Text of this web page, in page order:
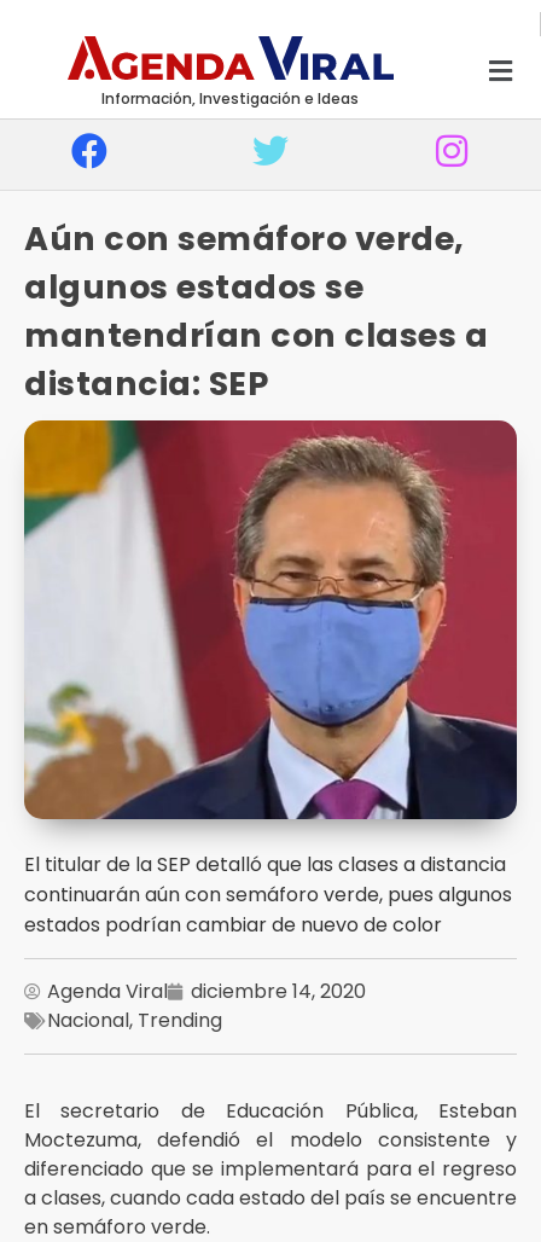
Información, Investigación e Ideas
Aún con semáforo verde,
algunos estados se
mantendrían con clases a
distancia: SEP
El titular de la SEP detalló que las clases a distancia
continuarán aún con semáforo verde, pues algunos
estados podrían cambiar de nuevo de color
Agenda Viral
diciembre 14, 2020
Nacional, Trending
El secretario de Educación Pública, Esteban
Moctezuma, defendió el modelo consistente y
diferenciado que se implementará para el regreso
a clases, cuando cada estado del país se encuentre
en semáforo verde.